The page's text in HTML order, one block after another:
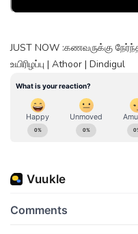
JUST NOW :கணவருக்கு
உயிரிழப்பு | Athoor | Dindigul